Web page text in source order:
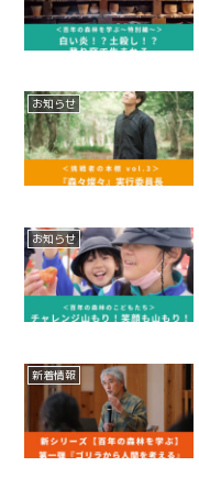
お知らせ
お知らせ
新着情報